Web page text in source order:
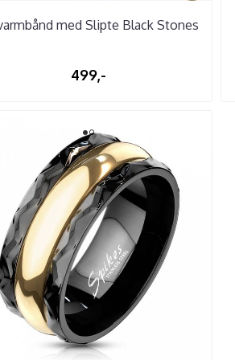
med Slipte Black Stones
499,-